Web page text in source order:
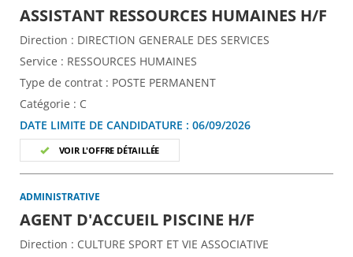
ASSISTANT RESSOURCES HUMAINES H/F
Direction : DIRECTION GENERALE DES SERVICES
Service : RESSOURCES HUMAINES
Type de contrat : POSTE PERMANENT
Catégorie : C
DATE LIMITE DE CANDIDATURE : 06/09/2026
VOIR L'OFFRE DÉTAILLÉE
ADMINISTRATIVE
AGENT D'ACCUEIL PISCINE H/F
Direction : CULTURE SPORT ET VIE ASSOCIATIVE